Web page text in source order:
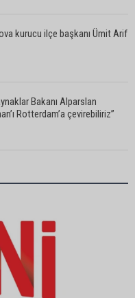
kurucu ilçe başkanı Ümit Arif
Bakanı Alparslan
Rotterdam’a çevirebiliriz”
Karataş’tan sahiller için
Hakan Yıldırım:
sizin haddinize değildir”